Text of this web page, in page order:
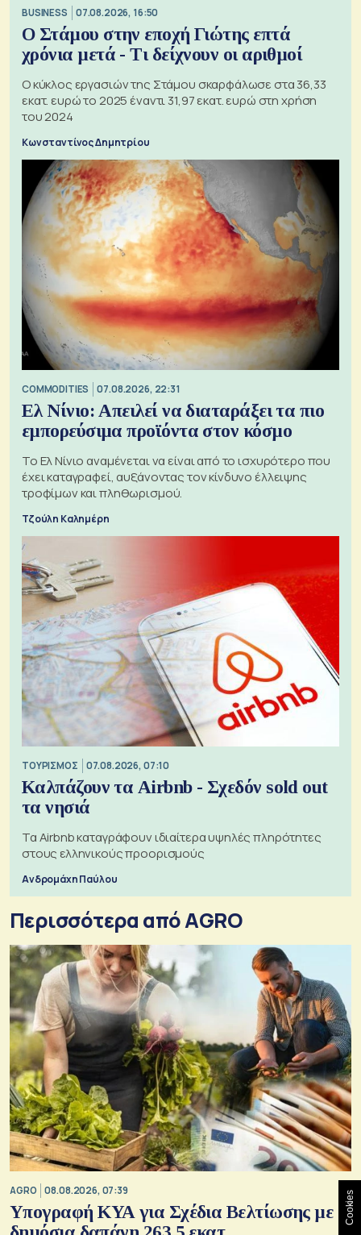
BUSINESS 07.08.2026, 16:50
Ο Στάμου στην εποχή Γιώτης επτά
χρόνια μετά - Τι δείχνουν οι αριθμοί
Ο κύκλος εργασιών της Στάμου σκαρφάλωσε στα 36,33
εκατ. ευρώ το 2025 έναντι 31,97 εκατ. ευρώ στη χρήση
του 2024
Κωνσταντίνος Δημητρίου
COMMODITIES 07.08.2026, 22:31
Ελ Νίνιο: Απειλεί να διαταράξει τα πιο
εμπορεύσιμα προϊόντα στον κόσμο
Το Ελ Νίνιο αναμένεται να είναι από το ισχυρότερο που
έχει καταγραφεί, αυξάνοντας τον κίνδυνο έλλειψης
τροφίμων και πληθωρισμού.
Τζούλη Καλημέρη
ΤΟΥΡΙΣΜΟΣ 07.08.2026, 07:10
Καλπάζουν τα Airbnb - Σχεδόν sold out
τα νησιά
Τα Airbnb καταγράφουν ιδιαίτερα υψηλές πληρότητες
στους ελληνικούς προορισμούς
Ανδρομάχη Παύλου
Περισσότερα από AGRO
AGRO 08.08.2026, 07:39
Υπογραφή ΚΥΑ για Σχέδια Βελτίωσης με
Cookies